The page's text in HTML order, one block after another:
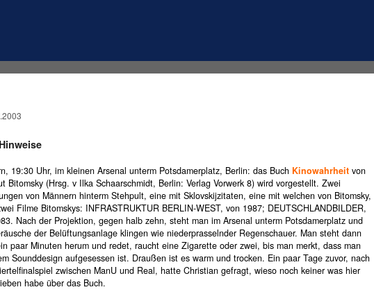
19:30 Uhr, im kleinen Arsenal unterm Potsdamerplatz, Berlin: das Buch Kinowahrheit von
Bitomsky (Hrsg. v Ilka Schaarschmidt, Berlin: Verlag Vorwerk 8) wird vorgestellt. Zwei
von Männern hinterm Stehpult, eine mit Sklovskijzitaten, eine mit welchen von Bitomsky,
Filme Bitomskys: INFRASTRUKTUR BERLIN-WEST, von 1987; DEUTSCHLANDBILDER,
Nach der Projektion, gegen halb zehn, steht man im Arsenal unterm Potsdamerplatz und
der Belüftungsanlage klingen wie niederprasselnder Regenschauer. Man steht dann
paar Minuten herum und redet, raucht eine Zigarette oder zwei, bis man merkt, dass man
Sounddesign aufgesessen ist. Draußen ist es warm und trocken. Ein paar Tage zuvor, nach
zwischen ManU und Real, hatte Christian gefragt, wieso noch keiner was hier
habe über das Buch.